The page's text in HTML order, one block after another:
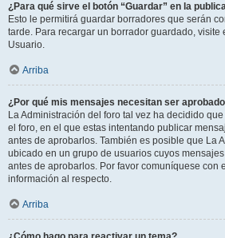
¿Para qué sirve el botón “Guardar” en la
Esto le permitirá guardar borradores que serán
tarde. Para recargar un borrador guardado, visite
Usuario.
Arriba
¿Por qué mis mensajes necesitan ser
La Administración del foro tal vez ha decidido
el foro, en el que estas intentando publicar
antes de aprobarlos. También es posible que La
ubicado en un grupo de usuarios cuyos
antes de aprobarlos. Por favor comuníquese con
información al respecto.
Arriba